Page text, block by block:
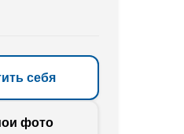
себя
фото